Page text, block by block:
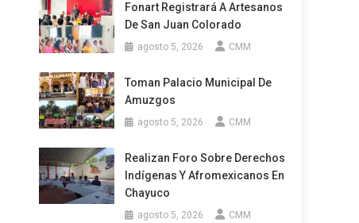
Fonart Registrará A Artesanos
De San Juan Colorado
agosto 5, 2026 CMM
Toman Palacio Municipal De
Amuzgos
agosto 5, 2026 CMM
Realizan Foro Sobre Derechos
Indígenas Y Afromexicanos En
Chayuco
agosto 5, 2026 CMM